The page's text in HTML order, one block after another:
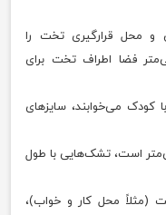
و محل قرارگیری تخت را
کنید. حداقل 50-70 سانتی‌متر فضا اطراف تخت برای
کودک می‌خوابند، سایزهای
بیش از 180 سانتی‌متر است، تشک‌هایی با طول
(مثلاً محل کار و خواب)،